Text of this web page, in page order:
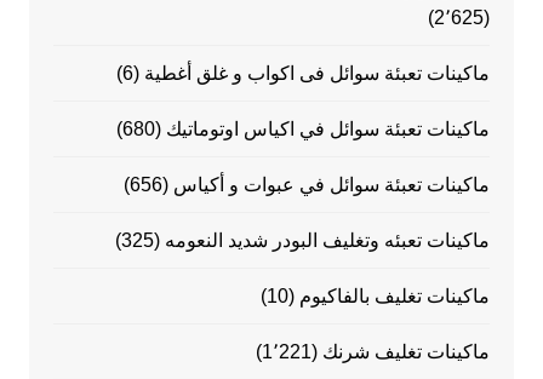
(2٬625)
ماكينات تعبئة سوائل فى اكواب و غلق أغطية (6)
ماكينات تعبئة سوائل في اكياس اوتوماتيك (680)
ماكينات تعبئة سوائل في عبوات و أكياس (656)
ماكينات تعبئه وتغليف البودر شديد النعومه (325)
ماكينات تغليف بالفاكيوم (10)
ماكينات تغليف شرنك (1٬221)